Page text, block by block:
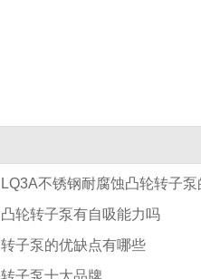
LQ3A不锈钢耐腐蚀凸轮转子
凸轮转子泵有自吸能力吗
转子泵的优缺点有哪些
转子泵十大品牌